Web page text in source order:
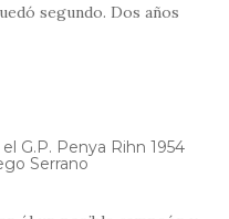
segundo. Dos años
G.P. Penya Rihn 1954
Serrano